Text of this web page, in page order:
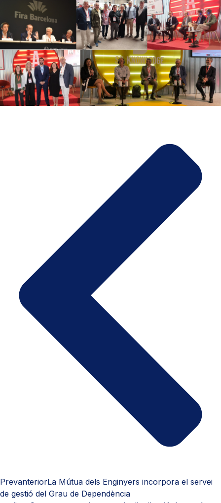
PrevanteriorLa Mútua dels Enginyers incorpora el servei
de gestió del Grau de Dependència